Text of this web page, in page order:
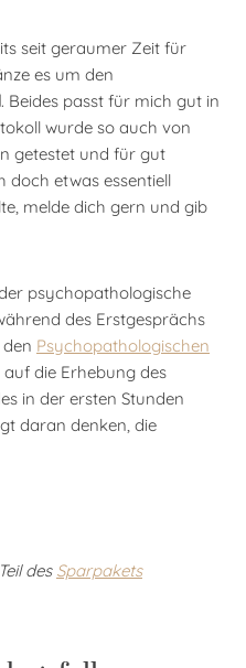
seit geraumer Zeit für
es um den
. Beides passt für mich gut in
wurde so auch von
getestet und für gut
doch etwas essentiell
melde dich gern und gib
psychopathologische
des Erstgesprächs
Psychopathologischen
auf die Erhebung des
in der ersten Stunden
daran denken, die
des Sparpakets